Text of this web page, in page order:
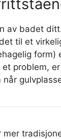
av badet
til et
form)
problem,